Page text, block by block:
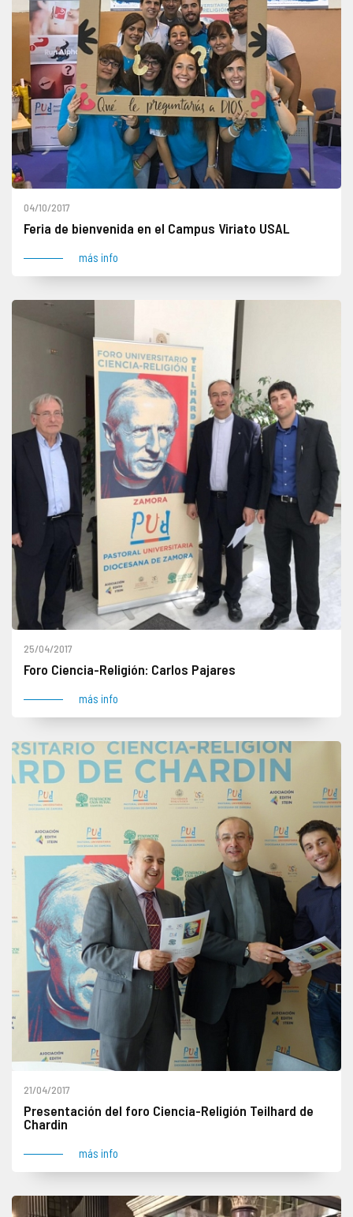
04/10/2017
Feria de bienvenida en el Campus Viriato USAL
más info
25/04/2017
Foro Ciencia-Religión: Carlos Pajares
más info
21/04/2017
Presentación del foro Ciencia-Religión Teilhard de
Chardin
más info